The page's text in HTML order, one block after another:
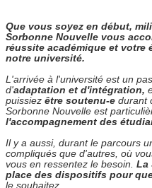
Que vous soyez en début,
Sorbonne Nouvelle vous
réussite académique et votre
notre université.
L'arrivée à l'université est un
d'adaptation et d'intégration,
puissiez être soutenu-e durant
Sorbonne Nouvelle est
l'accompagnement des
Il y a aussi, durant le parcours
compliqués que d'autres, où
vous en ressentez le besoin. La
place des dispositifs pour
le souhaitez.